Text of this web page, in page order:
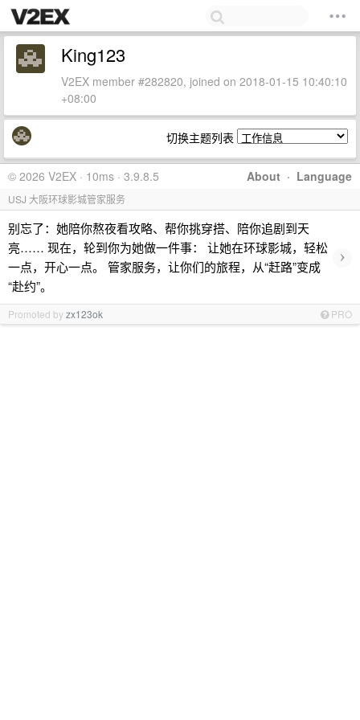
King123
V2EX member #282820, joined on 2018-01-15 10:40:10
+08:00
切换主题列表
About · Language
© 2026 V2EX · 10ms · 3.9.8.5
USJ 大阪环球影城管家服务
别忘了：她陪你熬夜看攻略、帮你挑穿搭、陪你追剧到天
亮…… 现在，轮到你为她做一件事： 让她在环球影城，轻松
一点，开心一点。 管家服务，让你们的旅程，从“赶路”变成
“赴约”。
›
Promoted byzx123ok PRO